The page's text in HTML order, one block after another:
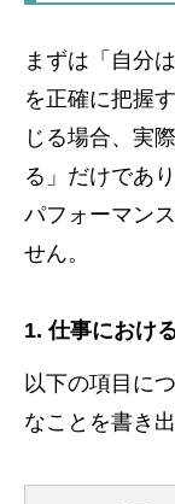
まずは「自分
を正確に把握
じる場合、実
る」だけであ
パフォーマン
せん。
1. 仕事におけ
以下の項目に
なことを書き